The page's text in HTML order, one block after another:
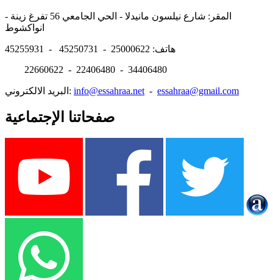
المقر: شارع نيلسون مانيدلا - الحي الجامعي 56 تفرغ زينة -
هاتف: 25000622 - 45250731 - 45255931
22660622 - 22406480 - 34406480
البريد الالكتروني: info@essahraa.net- essahraa@gmail.com
صفحاتنا الإجتماعية